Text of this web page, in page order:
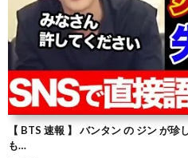
【 BTS 速報 】 バンタン の ジン が
も…